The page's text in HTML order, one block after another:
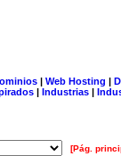
| Web Hosting |
| Industrias |
[Pág.